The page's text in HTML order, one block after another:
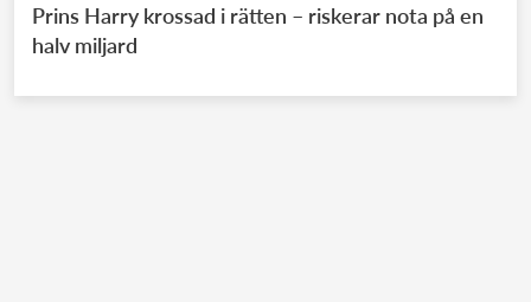
Prins Harry krossad i rätten – riskerar nota på en
halv miljard